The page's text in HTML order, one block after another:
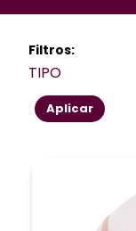
Filtros:
TIPO
Aplicar